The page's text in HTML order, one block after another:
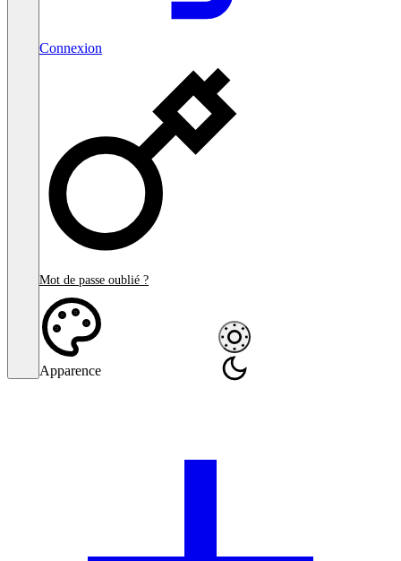
Connexion
Mot de passe oublié ?
Apparence